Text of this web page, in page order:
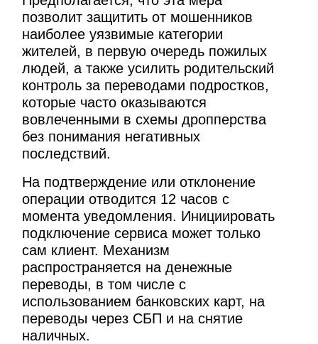
позволит защитить от мошенников
наиболее уязвимые категории
жителей, в первую очередь пожилых
людей, а также усилить родительский
контроль за переводами подростков,
которые часто оказываются
вовлеченными в схемы дропперства
без понимания негативных
последствий.
На подтверждение или отклонение
операции отводится 12 часов с
момента уведомления. Инициировать
подключение сервиса может только
сам клиент. Механизм
распространяется на денежные
переводы, в том числе с
использованием банковских карт, на
переводы через СБП и на снятие
наличных.